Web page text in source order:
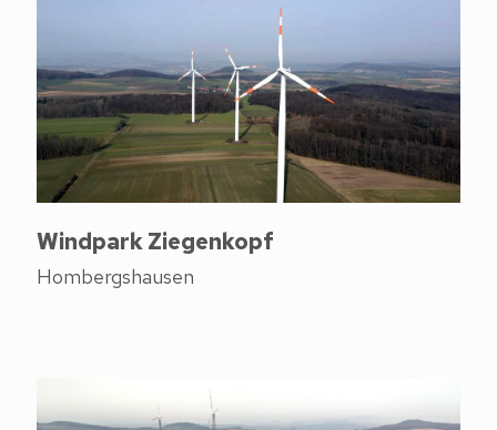
Windpark Ziegenkopf
Hombergshausen